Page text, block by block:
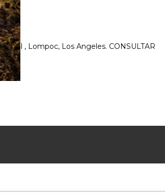
, Lompoc, Los Angeles. CONSULTAR